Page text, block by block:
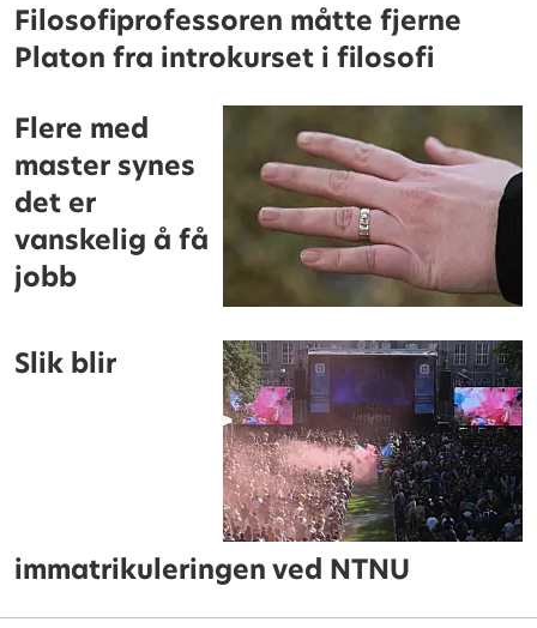
Filosofiprofessoren måtte fjerne
Platon fra introkurset i filosofi
Flere med
master synes
det er
vanskelig å få
jobb
Slik blir
immatrikuleringen ved NTNU